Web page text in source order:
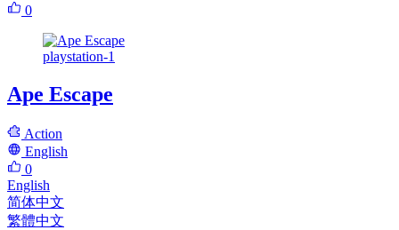
0
playstation-1
Ape Escape
Action
English
0
English
简体中文
繁體中文